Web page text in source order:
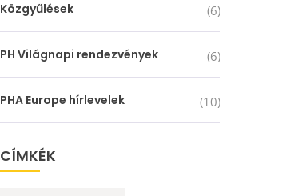
Közgyűlések (6)
PH Világnapi rendezvények (6)
PHA Europe hírlevelek (10)
CÍMKÉK